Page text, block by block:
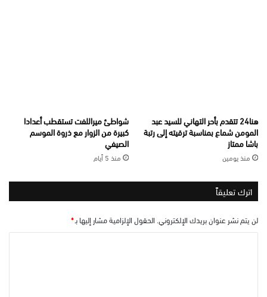
هنا24 تتقدم بأحر التهاني للسيد عبد
المومن شماع بمناسبة ترقيته إلى رتبة
باشا ممتاز
منذ يومين
شواطئ ميراللفت تستقطب أعدادا
كبيرة من الزوار مع ذروة الموسم
الصيفي
منذ 5 أيام
اترك تعليقاً
لن يتم نشر عنوان بريدك الإلكتروني. الحقول الإلزامية مشار إليها بـ*